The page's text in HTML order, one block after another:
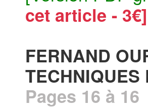
cet article - 3€]
FERNAND
Pages 16 à 16